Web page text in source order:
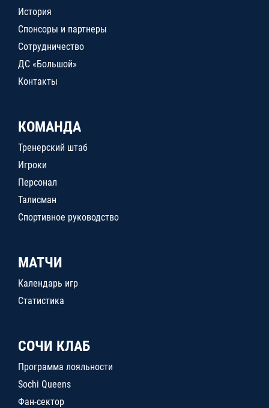
История
Спонсоры и партнеры
Сотрудничество
ДС «Большой»
Контакты
КОМАНДА
Тренерский штаб
Игроки
Персонал
Талисман
Спортивное руководство
МАТЧИ
Календарь игр
Статистика
СОЧИ КЛАБ
Программа лояльности
Sochi Queens
Фан-сектор